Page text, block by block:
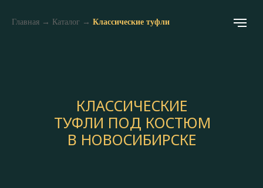
Главная → Каталог → Классические туфли
КЛАССИЧЕСКИЕ
ТУФЛИ ПОД КОСТЮМ
В НОВОСИБИРСКЕ